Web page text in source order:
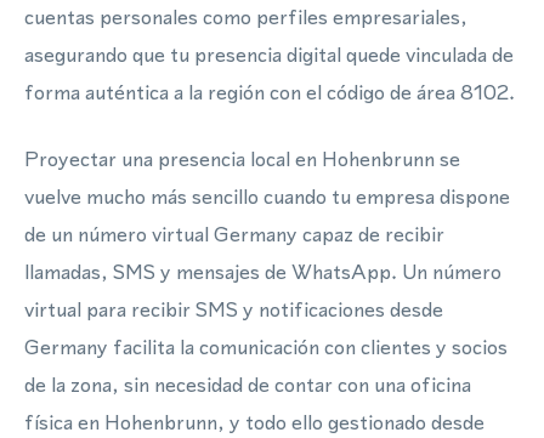
cuentas personales como perfiles empresariales,
asegurando que tu presencia digital quede vinculada de
forma auténtica a la región con el código de área 8102.
Proyectar una presencia local en Hohenbrunn se
vuelve mucho más sencillo cuando tu empresa dispone
de un número virtual Germany capaz de recibir
llamadas, SMS y mensajes de WhatsApp. Un número
virtual para recibir SMS y notificaciones desde
Germany facilita la comunicación con clientes y socios
de la zona, sin necesidad de contar con una oficina
física en Hohenbrunn, y todo ello gestionado desde